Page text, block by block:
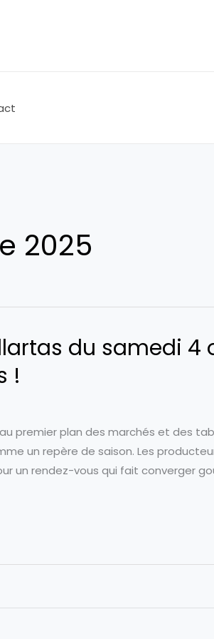
2025
du samedi 4
!
premier plan des marchés et des
un repère de saison. Les
un rendez-vous qui fait converger